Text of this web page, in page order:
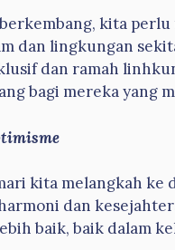
kita
dan lingkungan
dan ramah
bagi mereka yang
kita melangkah
dan
baik, baik dalam